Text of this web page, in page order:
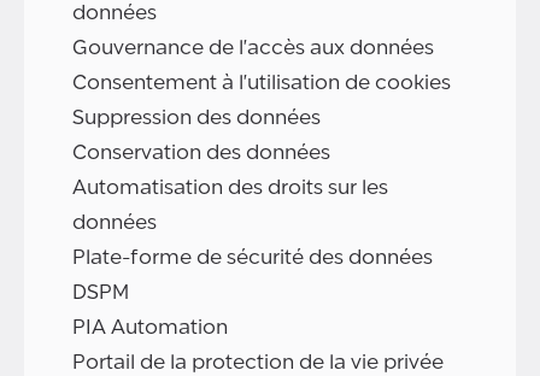
données
Gouvernance de l'accès aux données
Consentement à l'utilisation de cookies
Suppression des données
Conservation des données
Automatisation des droits sur les
données
Plate-forme de sécurité des données
DSPM
PIA Automation
Portail de la protection de la vie privée